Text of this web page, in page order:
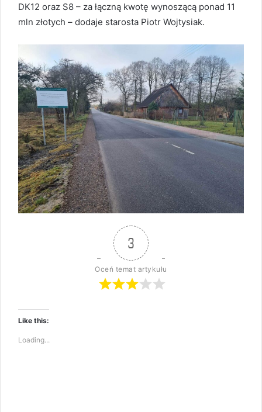
DK12 oraz S8 – za łączną kwotę wynoszącą ponad 11
mln złotych – dodaje starosta Piotr Wojtysiak.
3
Oceń temat artykułu
Like this:
Loading...